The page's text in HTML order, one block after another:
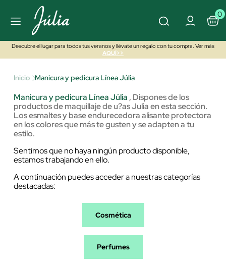
0
Descubre el lugar para todos tus veranos y llévate un regalo con tu compra. Ver más
AQUÍ>>
Inicio Manicura y pedicura Línea Júlia
Manicura y pedicura Línea Júlia , Dispones de los
productos de maquillaje de u?as Julia en esta sección.
Los esmaltes y base endurecedora alisante protectora
en los colores que más te gusten y se adapten a tu
estilo.
Sentimos que no haya ningún producto disponible,
estamos trabajando en ello.
A continuación puedes acceder a nuestras categorías
destacadas:
Cosmética
Perfumes